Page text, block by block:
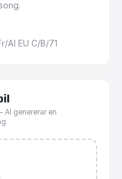
​/​AI EU C​/​B​/​71
AI genererar en